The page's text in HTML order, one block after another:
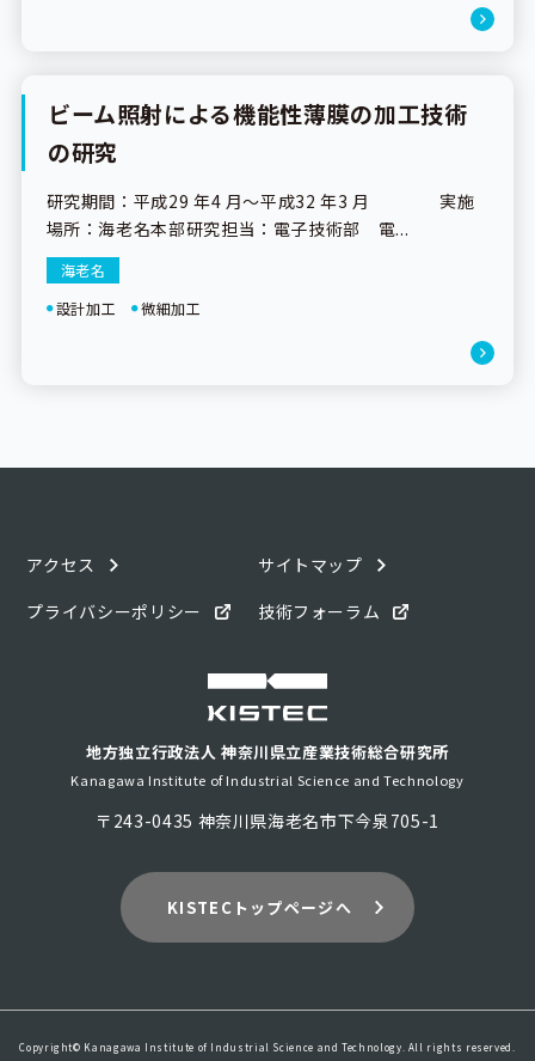
研究成果
ビーム照射による機能性薄膜の加工技術
の研究
研究期間：平成29 年4 月～平成32 年3 月 実施
場所：海老名本部研究担当：電子技術部 電...
海老名
設計加工
微細加工
アクセス
サイトマップ
プライバシーポリシー
技術フォーラム
地方独立行政法人 神奈川県立産業技術総合研究所
Kanagawa Institute of Industrial Science and Technology
〒243-0435 神奈川県海老名市下今泉705-1
KISTECトップページへ
Copyright© Kanagawa Institute of Industrial Science and Technology. All rights reserved.